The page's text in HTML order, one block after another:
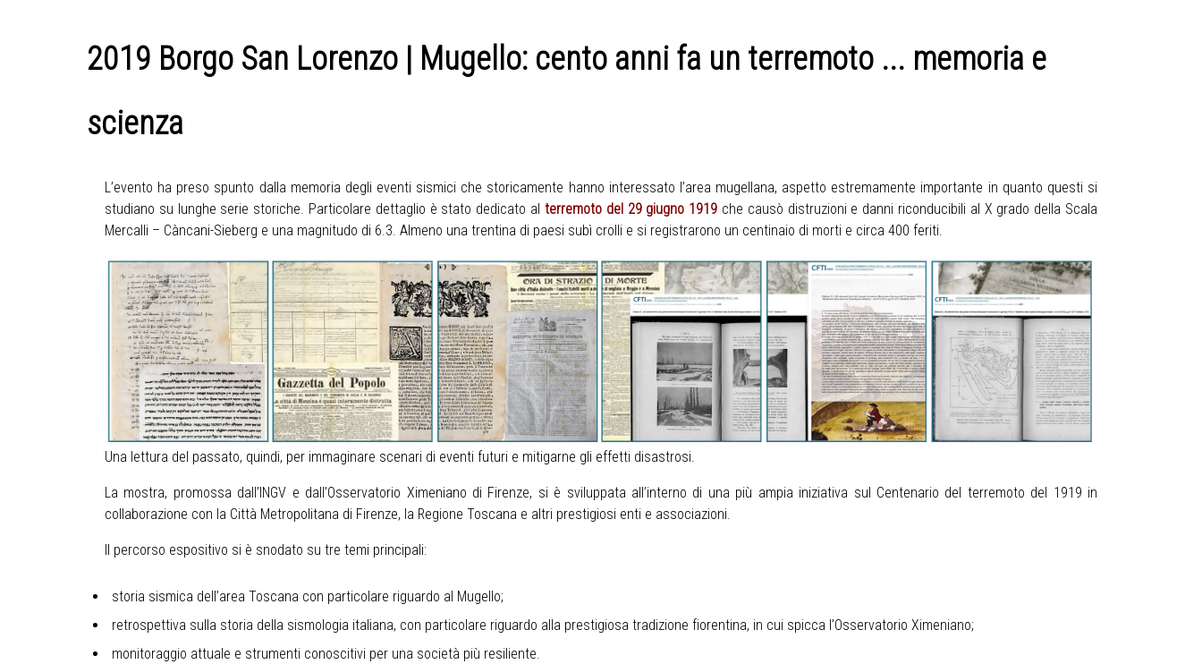
2019 Borgo San Lorenzo | Mugello: cento anni fa un terremoto ... memoria e
scienza
L’evento ha preso spunto dalla memoria degli eventi sismici che storicamente hanno interessato l’area mugellana, aspetto estremamente importante in quanto questi si
studiano su lunghe serie storiche. Particolare dettaglio è stato dedicato al terremoto del 29 giugno 1919 che causò distruzioni e danni riconducibili al X grado della Scala
Mercalli – Càncani-Sieberg e una magnitudo di 6.3. Almeno una trentina di paesi subì crolli e si registrarono un centinaio di morti e circa 400 feriti.
Una lettura del passato, quindi, per immaginare scenari di eventi futuri e mitigarne gli effetti disastrosi.
La mostra, promossa dall’INGV e dall’Osservatorio Ximeniano di Firenze, si è sviluppata all’interno di una più ampia iniziativa sul Centenario del terremoto del 1919 in
collaborazione con la Città Metropolitana di Firenze, la Regione Toscana e altri prestigiosi enti e associazioni.
Il percorso espositivo si è snodato su tre temi principali:
storia sismica dell’area Toscana con particolare riguardo al Mugello;
retrospettiva sulla storia della sismologia italiana, con particolare riguardo alla prestigiosa tradizione fiorentina, in cui spicca l’Osservatorio Ximeniano;
monitoraggio attuale e strumenti conoscitivi per una società più resiliente.